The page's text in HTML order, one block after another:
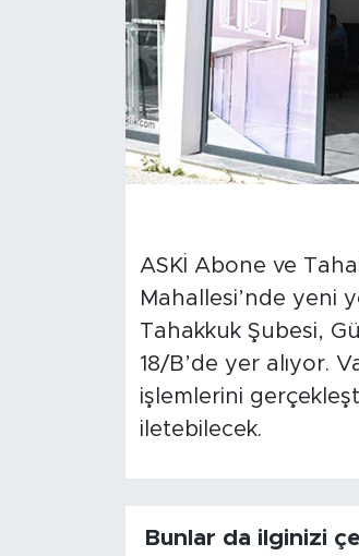
ASKİ Abone ve
Mahallesi’nde yeni
Tahakkuk Şubesi,
18/B’de yer alıyor.
işlemlerini
iletebilecek.
Bunlar da ilginizi